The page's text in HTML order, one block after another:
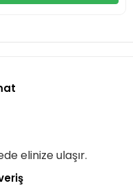
elinize ulaşır.